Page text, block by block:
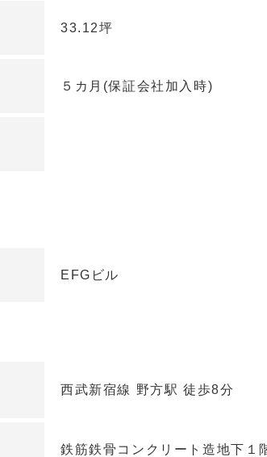
33.12坪
５カ月(保証会社加入時)
EFGビル
西武新宿線 野方駅 徒歩8分
鉄筋鉄骨コンクリート造地下１